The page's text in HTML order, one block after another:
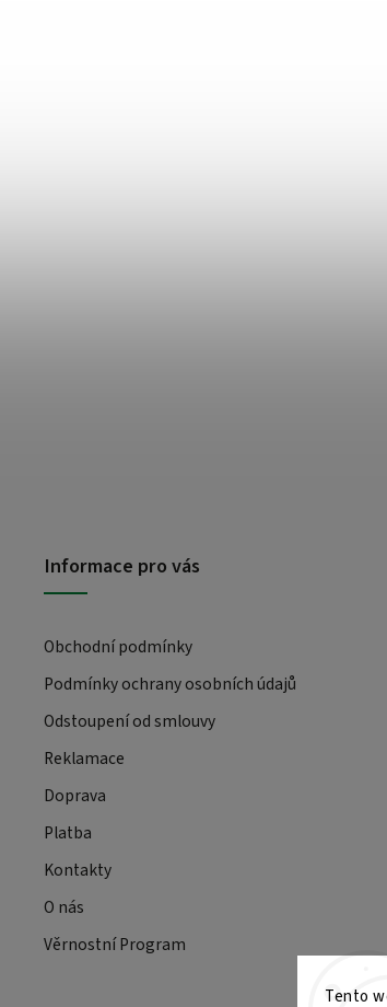
Tento
Informace pro vás
Obchodní podmínky
Podmínky ochrany osobních údajů
Odstoupení od smlouvy
Reklamace
Doprava
Platba
Kontakty
O nás
Věrnostní Program